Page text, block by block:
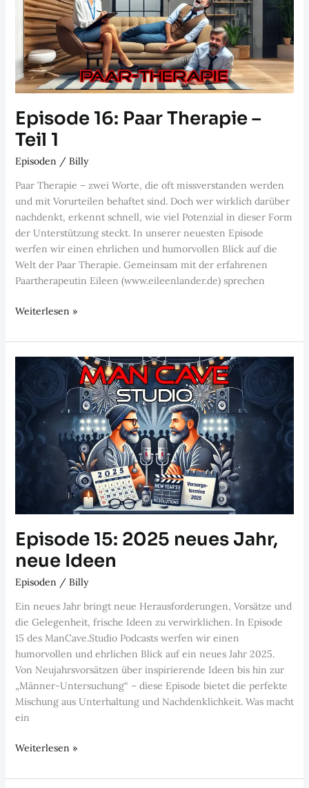
Episode 16: Paar Therapie –
Teil 1
Episoden / Billy
Paar Therapie – zwei Worte, die oft missverstanden werden
und mit Vorurteilen behaftet sind. Doch wer wirklich darüber
nachdenkt, erkennt schnell, wie viel Potenzial in dieser Form
der Unterstützung steckt. In unserer neuesten Episode
werfen wir einen ehrlichen und humorvollen Blick auf die
Welt der Paar Therapie. Gemeinsam mit der erfahrenen
Paartherapeutin Eileen (www.eileenlander.de⁠) sprechen
Episode
Paar
Therapie
1
Weiterlesen »
Episode 15: 2025 neues Jahr,
neue Ideen
Episoden / Billy
Ein neues Jahr bringt neue Herausforderungen, Vorsätze und
die Gelegenheit, frische Ideen zu verwirklichen. In Episode
15 des ManCave.Studio Podcasts werfen wir einen
humorvollen und ehrlichen Blick auf ein neues Jahr 2025.
Von Neujahrsvorsätzen über inspirierende Ideen bis hin zur
„Männer-Untersuchung“ – diese Episode bietet die perfekte
Mischung aus Unterhaltung und Nachdenklichkeit. Was macht
ein
Episode
2025
Weiterlesen »